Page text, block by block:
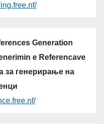
Generation
e Referencave
за генерирање на